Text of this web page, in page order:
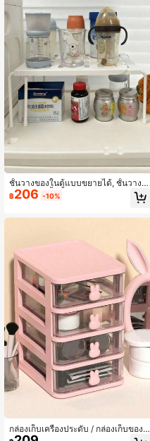
ชั้นวางของในตู้แบบขยายได้, ชั้นวางข
องในครัว, ชั้นวางของอเนกประสงค์, เห
มาะสำหรับเก็บของในครัว, เก็บของในห้
฿206 -10%
กล่องเก็บเครื่องประดับ / กล่องเก็บของต
กแต่ง - มีให้เลือกหลายสไตล์และหลาย